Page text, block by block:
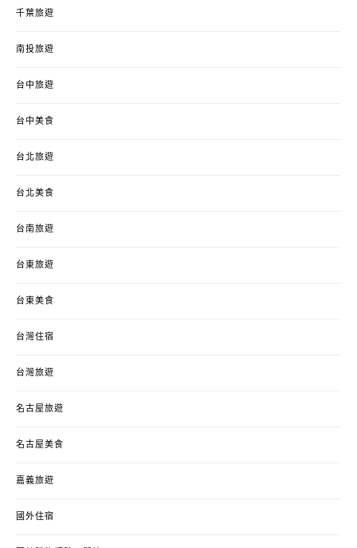
千葉旅遊
南投旅遊
台中旅遊
台中美食
台北旅遊
台北美食
台南旅遊
台東旅遊
台東美食
台灣住宿
台灣旅遊
名古屋旅遊
名古屋美食
嘉義旅遊
國外住宿